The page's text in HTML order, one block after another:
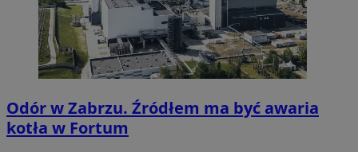
Odór w Zabrzu. Źródłem ma być awaria
kotła w Fortum